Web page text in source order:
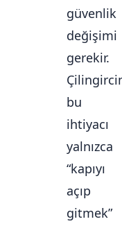
güvenlik
değişimi
gerekir.
bu
ihtiyacı
yalnızca
“kapıyı
açıp
gitmek”